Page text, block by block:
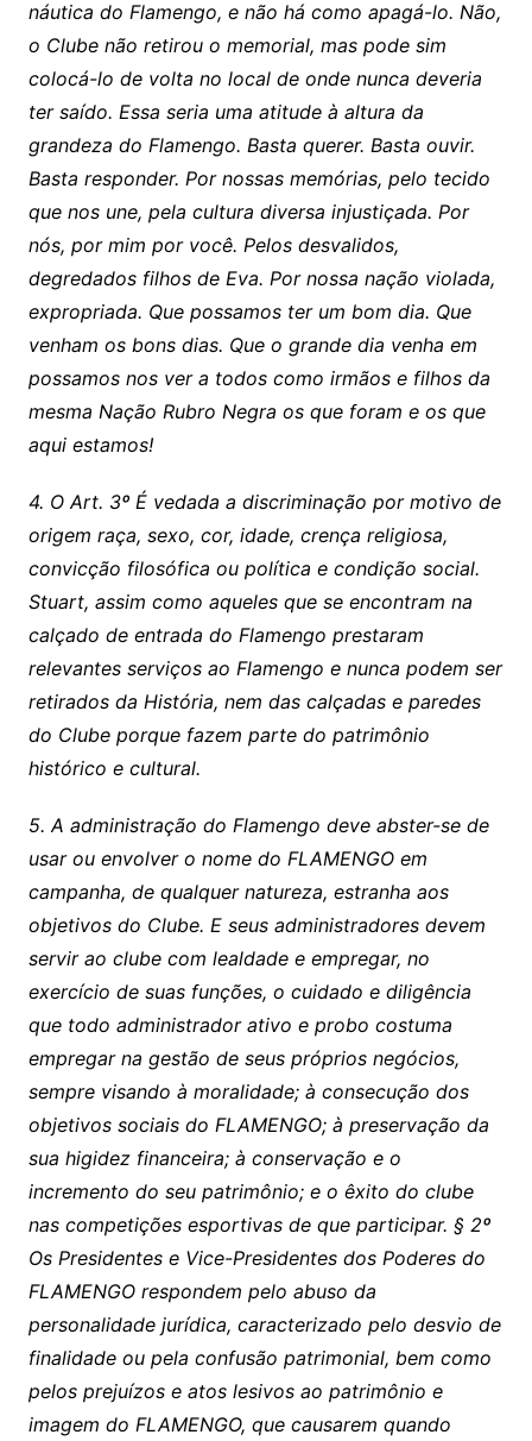
náutica do Flamengo, e não há como apagá-lo. Não,
o Clube não retirou o memorial, mas pode sim
colocá-lo de volta no local de onde nunca deveria
ter saído. Essa seria uma atitude à altura da
grandeza do Flamengo. Basta querer. Basta ouvir.
Basta responder. Por nossas memórias, pelo tecido
que nos une, pela cultura diversa injustiçada. Por
nós, por mim por você. Pelos desvalidos,
degredados filhos de Eva. Por nossa nação violada,
expropriada. Que possamos ter um bom dia. Que
venham os bons dias. Que o grande dia venha em
possamos nos ver a todos como irmãos e filhos da
mesma Nação Rubro Negra os que foram e os que
aqui estamos!
4. O Art. 3º É vedada a discriminação por motivo de
origem raça, sexo, cor, idade, crença religiosa,
convicção filosófica ou política e condição social.
Stuart, assim como aqueles que se encontram na
calçado de entrada do Flamengo prestaram
relevantes serviços ao Flamengo e nunca podem ser
retirados da História, nem das calçadas e paredes
do Clube porque fazem parte do patrimônio
histórico e cultural.
5. A administração do Flamengo deve abster-se de
usar ou envolver o nome do FLAMENGO em
campanha, de qualquer natureza, estranha aos
objetivos do Clube. E seus administradores devem
servir ao clube com lealdade e empregar, no
exercício de suas funções, o cuidado e diligência
que todo administrador ativo e probo costuma
empregar na gestão de seus próprios negócios,
sempre visando à moralidade; à consecução dos
objetivos sociais do FLAMENGO; à preservação da
sua higidez financeira; à conservação e o
incremento do seu patrimônio; e o êxito do clube
nas competições esportivas de que participar. § 2º
Os Presidentes e Vice-Presidentes dos Poderes do
FLAMENGO respondem pelo abuso da
personalidade jurídica, caracterizado pelo desvio de
finalidade ou pela confusão patrimonial, bem como
pelos prejuízos e atos lesivos ao patrimônio e
imagem do FLAMENGO, que causarem quando